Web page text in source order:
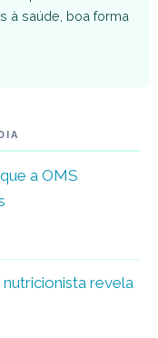
à saúde, boa forma
a OMS
revela